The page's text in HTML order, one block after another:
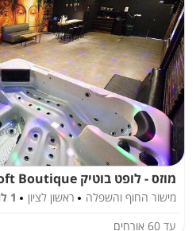
מוזס - לופט בוטיק Moses Loft Boutique
מישור החוף והשפלה ראשון לציון 1 לופט
עד 60 אורחים